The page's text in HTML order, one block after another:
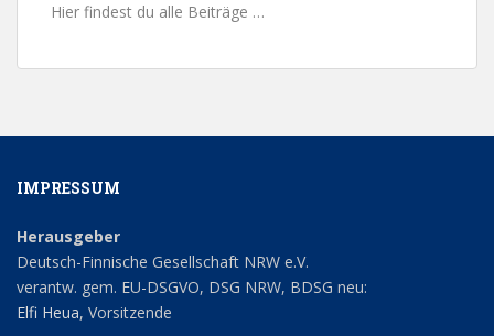
Hier findest du alle Beiträge …
IMPRESSUM
Herausgeber
Deutsch-Finnische Gesellschaft NRW e.V.
verantw. gem. EU-DSGVO, DSG NRW, BDSG neu:
Elfi Heua, Vorsitzende